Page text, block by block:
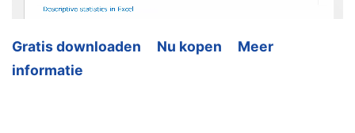
Gratis downloaden Nu kopen
Meer
informatie